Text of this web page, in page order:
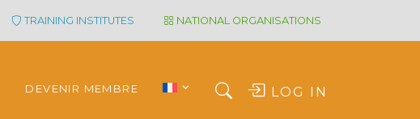
TRAINING INSTITUTES NATIONAL ORGANISATIONS
DEVENIR MEMBRE LOG IN